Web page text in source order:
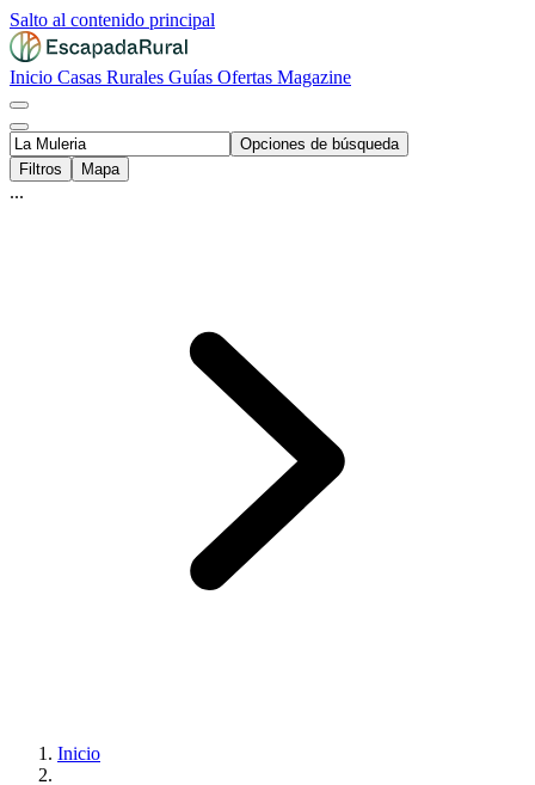
Salto al contenido principal
Inicio Casas Rurales Guías Ofertas Magazine
Opciones de búsqueda
Filtros
Mapa
...
Inicio